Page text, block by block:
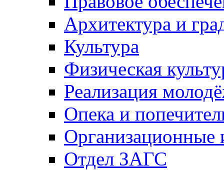
Архитектура и
Культура
Физическая
Реализация
Опека и
Отдел ЗАГС